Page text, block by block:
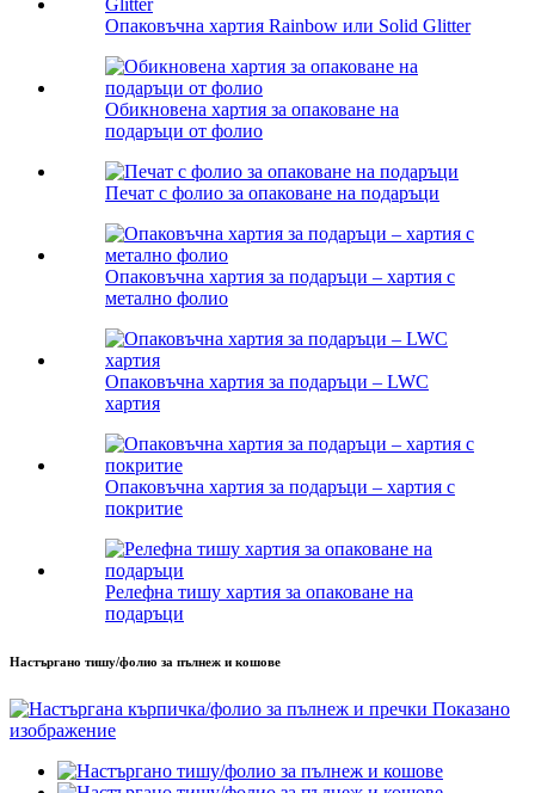
Опаковъчна хартия Rainbow или Solid Glitter
Обикновена хартия за опаковане на
подаръци от фолио
Печат с фолио за опаковане на подаръци
Опаковъчна хартия за подаръци – хартия с
метално фолио
Опаковъчна хартия за подаръци – LWC
хартия
Опаковъчна хартия за подаръци – хартия с
покритие
Релефна тишу хартия за опаковане на
подаръци
Настъргано тишу/фолио за пълнеж и кошове